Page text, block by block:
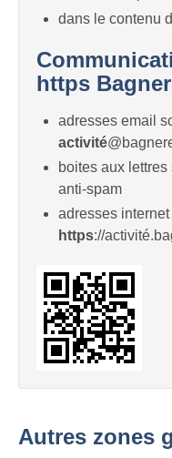
dans le contenu
https
adresses email
activité
boites aux
anti-spam
adresses
https://
Autres zones